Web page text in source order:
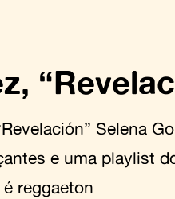
Selena
e uma playlist
reggaeton